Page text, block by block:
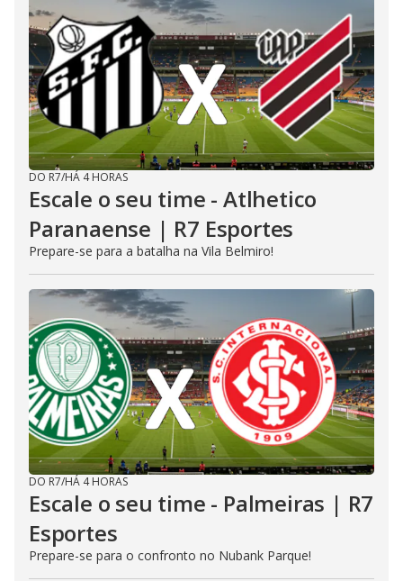
DO R7/HÁ 4 HORAS
Escale o seu time - Atlhetico
Paranaense | R7 Esportes
Prepare-se para a batalha na Vila Belmiro!
DO R7/HÁ 4 HORAS
Escale o seu time - Palmeiras | R7
Esportes
Prepare-se para o confronto no Nubank Parque!